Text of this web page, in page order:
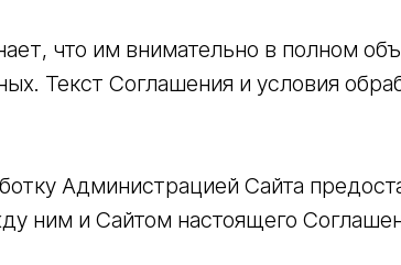
что им внимательно в полном
Текст Соглашения и условия
Администрацией Сайта
ним и Сайтом настоящего